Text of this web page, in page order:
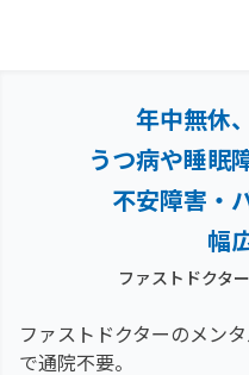
年中無休
うつ病や睡眠
不安障害・
幅
ファストドクタ
ファストドクターのメン
で通院不要。